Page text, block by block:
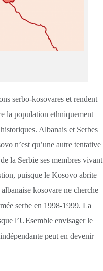
serbo-kosovares et rendent
la population ethniquement
Albanais et Serbes
n’est qu’une autre tentative
la Serbie ses membres vivant
puisque le Kosovo abrite
kosovare ne cherche
serbe en 1998-1999. La
l’UEsemble envisager le
peut en devenir